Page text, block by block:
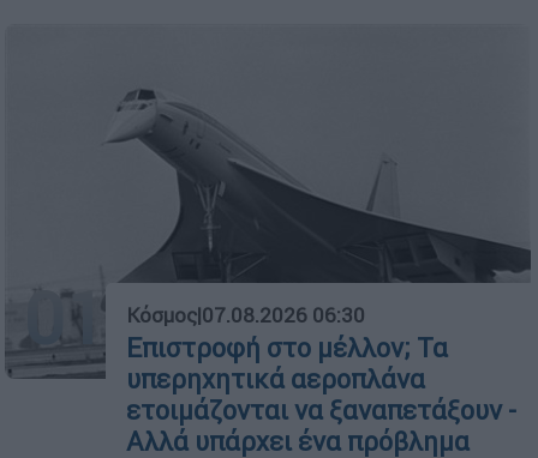
01 Κόσμος|07.08.2026 06:30
Επιστροφή στο μέλλον; Τα
υπερηχητικά αεροπλάνα
ετοιμάζονται να ξαναπετάξουν -
Αλλά υπάρχει ένα πρόβλημα